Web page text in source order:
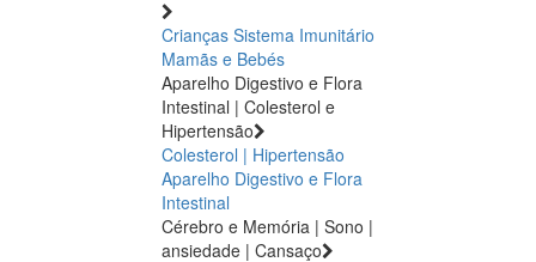
Crianças Sistema Imunitário
Mamãs e Bebés
Aparelho Digestivo e Flora
Intestinal | Colesterol e
Hipertensão
Colesterol | Hipertensão
Aparelho Digestivo e Flora
Intestinal
Cérebro e Memória | Sono |
ansiedade | Cansaço